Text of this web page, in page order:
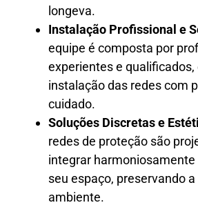
longeva.
Instalação Profissional e
equipe é composta por
experientes e qualificados,
instalação das redes com
cuidado.
Soluções Discretas e
redes de proteção são
integrar harmoniosamente
seu espaço, preservando
ambiente.